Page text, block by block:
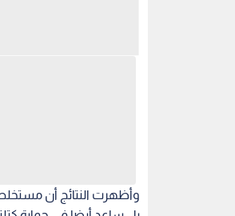
وأظهرت النتائج أن